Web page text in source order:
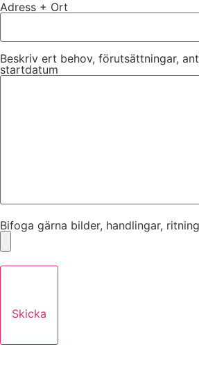
Adress + Ort
Beskriv ert behov, förutsättningar,
startdatum
Bifoga gärna bilder, handlingar,
Skicka